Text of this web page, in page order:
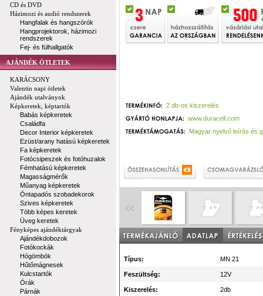
CD és DVD
Házimozi és audió rendszerek
Hangfalak és hangszórók
Hangprojektorok, házimozi
rendszerek
Fej- és fülhallgatók
AJÁNDÉK ÖTLETEK
KARÁCSONY
Valentin napi ötletek
Ajándék utalványok
Képkeretek, képtartók
Babás képkeretek
Családfa
Decor Interior képkeretek
Ezüst/arany hatású képkeretek
Fa képkeretek
Fotócsipeszek és fotóhuzalok
Fémhatású képkeretek
Magasságmérők
Műanyag képkeretek
Öntapadós szobadekorok
Szives képkeretek
Több képes keretek
Üveg keretek
Fényképes ajándéktárgyak
Ajándékdobozok
Fotókockák
Hógömbök
Hűtőmágnesek
Kulcstartók
Órák
Párnák
2 db-os kiszerelés
www.duracell.com
Magyar nyelvű leírás és
Típus: MN 21
Feszültség: 12V
Kiszerelés: 2db